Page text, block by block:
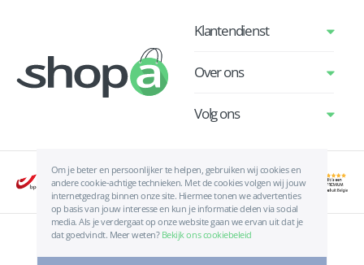
Om je beter en persoonlijker te helpen, gebruiken wij cookies en
andere cookie-achtige technieken. Met de cookies volgen wij jouw
internetgedrag binnen onze site. Hiermee tonen we advertenties
op basis van jouw interesse en kun je informatie delen via social
media. Als je verdergaat op onze website gaan we ervan uit dat je
dat goedvindt. Meer weten? Bekijk ons cookiebeleid
Klantendienst
Over ons
Volg ons
Algemene voorwaarden | Privacyverklaring